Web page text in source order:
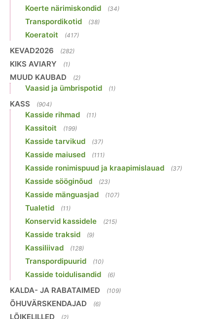
Koerte närimiskondid (34)
Transpordikotid (38)
Koeratoit (417)
KEVAD2026 (282)
KIKS AVIARY (1)
MUUD KAUBAD (2)
Vaasid ja ümbrispotid (1)
KASS (904)
Kasside rihmad (11)
Kassitoit (199)
Kasside tarvikud (37)
Kasside maiused (111)
Kasside ronimispuud ja kraapimislauad (37)
Kasside sööginõud (23)
Kasside mänguasjad (107)
Tualetid (11)
Konservid kassidele (215)
Kasside traksid (9)
Kassiliivad (128)
Transpordipuurid (10)
Kasside toidulisandid (6)
KALDA- JA RABATAIMED (109)
ÕHUVÄRSKENDAJAD (6)
LÕIKELILLED (2)